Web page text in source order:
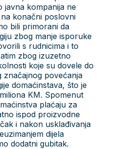
javna kompanija ne
konačni poslovni
bili primorani da
zbog manje isporuke
s rudnicima i to
zbog izuzetno
koje su dovele do
značajnog povećanja
domaćinstava, što je
KM. Spomenut
plaćaju za
ispod proizvodne
i nakon usklađivanja
dijela
dodatni gubitak.